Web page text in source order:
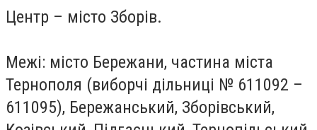
Центр – місто Зборів.
Межі: місто Бережани, частина міста
Тернополя (виборчі дільниці № 611092 –
611095), Бережанський, Зборівський,